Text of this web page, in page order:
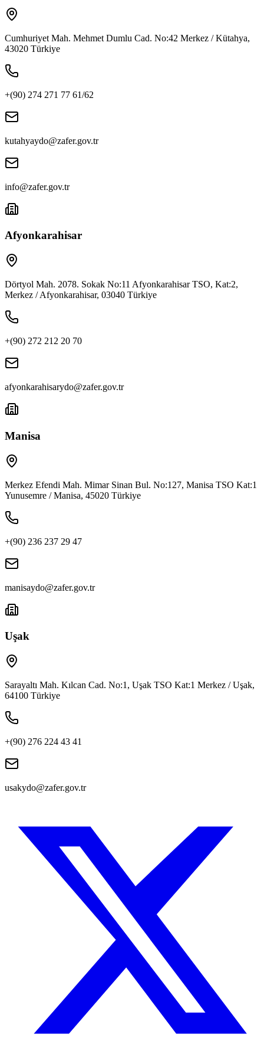
Cumhuriyet Mah. Mehmet Dumlu Cad. No:42 Merkez / Kütahya,
43020 Türkiye
+(90) 274 271 77 61/62
kutahyaydo@zafer.gov.tr
info@zafer.gov.tr
Afyonkarahisar
Dörtyol Mah. 2078. Sokak No:11 Afyonkarahisar TSO, Kat:2,
Merkez / Afyonkarahisar, 03040 Türkiye
+(90) 272 212 20 70
afyonkarahisarydo@zafer.gov.tr
Manisa
Merkez Efendi Mah. Mimar Sinan Bul. No:127, Manisa TSO Kat:1
Yunusemre / Manisa, 45020 Türkiye
+(90) 236 237 29 47
manisaydo@zafer.gov.tr
Uşak
Sarayaltı Mah. Kılcan Cad. No:1, Uşak TSO Kat:1 Merkez / Uşak,
64100 Türkiye
+(90) 276 224 43 41
usakydo@zafer.gov.tr